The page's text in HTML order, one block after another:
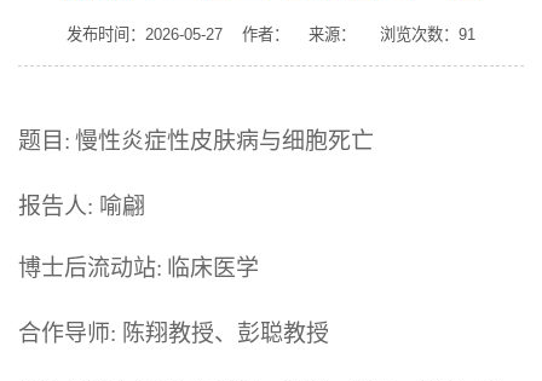
发布时间：2026-05-27 作者： 来源： 浏览次数： 91
题目 : 慢性炎症性皮肤病与细胞死亡
报告人: 喻翩
博士后流动站: 临床医学
合作导师: 陈翔教授、彭聪教授